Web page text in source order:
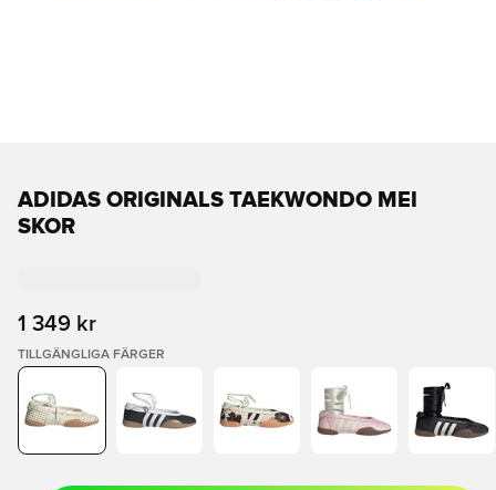
ADIDAS ORIGINALS TAEKWONDO MEI
SKOR
1 349 kr
TILLGÄNGLIGA FÄRGER